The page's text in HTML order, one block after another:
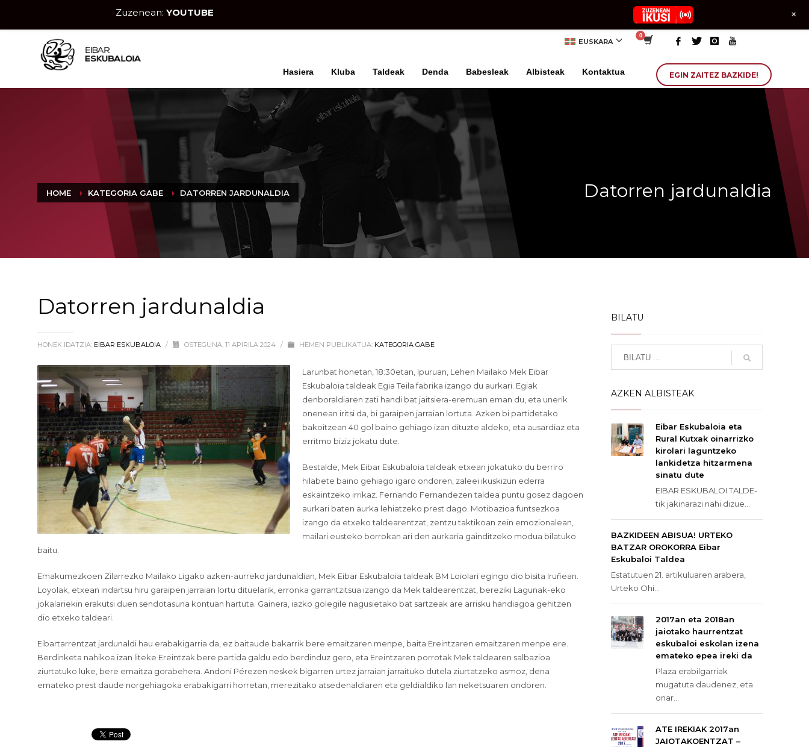
EUSKARA
Hasiera Kluba Taldeak Denda Babesleak Albisteak Kontaktua EGIN ZAITEZ BAZKIDE!
HOME KATEGORIA GABE DATORREN JARDUNALDIA Datorren jardunaldia
Datorren jardunaldia
HONEK IDATZIA: EIBAR ESKUBALOIA / OSTEGUNA, 11 APIRILA 2024 / HEMEN PUBLIKATUA: KATEGORIA GABE
Larunbat honetan, 18:30etan, Ipuruan, Lehen Mailako Mek Eibar
Eskubaloia taldeak Egia Teila fabrika izango du aurkari. Egiak
denboraldiaren zati handi bat jaitsiera-eremuan eman du, eta unerik
onenean iritsi da, bi garaipen jarraian lortuta. Azken bi partidetako
bakoitzean 40 gol baino gehiago izan dituzte aldeko, eta ausardiaz eta
erritmo biziz jokatu dute.
Bestalde, Mek Eibar Eskubaloia taldeak etxean jokatuko du berriro
hilabete baino gehiago igaro ondoren, zaleei ikuskizun ederra
eskaintzeko irrikaz. Fernando Fernandezen taldea puntu gosez dagoen
aurkari baten aurka lehiatzeko prest dago. Motibazioa funtsezkoa
izango da etxeko taldearentzat, zentzu taktikoan zein emozionalean,
mailari eusteko borrokan ari den aurkaria gainditzeko modua bilatuko
baitu.
Emakumezkoen Zilarrezko Mailako Ligako azken-aurreko jardunaldian, Mek Eibar Eskubaloia taldeak BM Loiolari egingo dio bisita Iruñean.
Loyolak, etxean indartsu hiru garaipen jarraian lortu dituelarik, erronka garrantzitsua izango da Mek taldearentzat, bereziki Lagunak-eko
jokalariekin erakutsi duen sendotasuna kontuan hartuta. Gainera, iazko golegile nagusietako bat sartzeak are arrisku handiagoa gehitzen
dio etxeko taldeari.
Eibartarrentzat jardunaldi hau erabakigarria da, ez baitaude bakarrik bere emaitzaren menpe, baita Ereintzaren emaitzaren menpe ere.
Berdinketa nahikoa izan liteke Ereintzak bere partida galdu edo berdinduz gero, eta Ereintzaren porrotak Mek taldearen salbazioa
ziurtatuko luke, bere emaitza gorabehera. Andoni Pérezen neskek bigarren urtez jarraian jarraituko dutela ziurtatzeko asmoz, dena
emateko prest daude norgehiagoka erabakigarri horretan, merezitako atsedenaldiaren eta geldialdiko lan neketsuaren ondoren.
BILATU
AZKEN ALBISTEAK
Eibar Eskubaloia eta
Rural Kutxak oinarrizko
kirolari laguntzeko
lankidetza hitzarmena
sinatu dute
EIBAR ESKUBALOI TALDE-
tik jakinarazi nahi dizue...
BAZKIDEEN ABISUA! URTEKO
BATZAR OROKORRA Eibar
Eskubaloi Taldea
Estatutuen 21. artikuluaren arabera,
Urteko Ohi...
2017an eta 2018an
jaiotako haurrentzat
eskubaloi eskolan izena
emateko epea ireki da
Plaza erabilgarriak
mugatuta daudenez, eta
onar...
ATE IREKIAK 2017an
JAIOTAKOENTZAT –
Zuzenean: YOUTUBE +